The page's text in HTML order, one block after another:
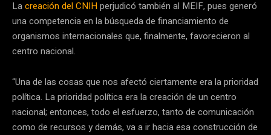
Lacreación del CNIHperjudicó también al MEIF, pues generó
una competencia en la búsqueda de financiamiento de
organismos internacionales que, finalmente, favorecieron al
centro nacional.
“Una de las cosas que nos afectó ciertamente era la prioridad
política. La prioridad política era la creación de un centro
nacional; entonces, todo el esfuerzo, tanto de comunicación
como de recursos y demás, va a ir hacia esa construcción de